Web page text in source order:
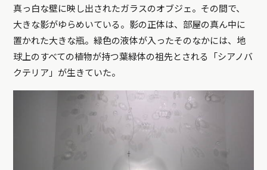
真っ白な壁に映し出されたガラスのオブジェ。その間で、
大きな影がゆらめいている。影の正体は、部屋の真ん中に
置かれた大きな瓶。緑色の液体が入ったそのなかには、地
球上のすべての植物が持つ葉緑体の祖先とされる「シアノバ
クテリア」が生きていた。